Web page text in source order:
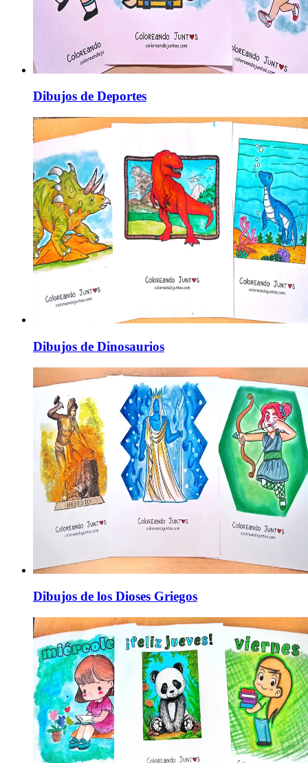
Dibujos de Deportes
Dibujos de Dinosaurios
Dibujos de los Dioses Griegos